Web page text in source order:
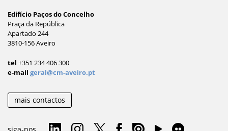
Edifício Paços do Concelho
Praça da República
Apartado 244
3810-156 Aveiro
tel +351 234 406 300
e-mail geral@cm-aveiro.pt
mais contactos
siga-nos